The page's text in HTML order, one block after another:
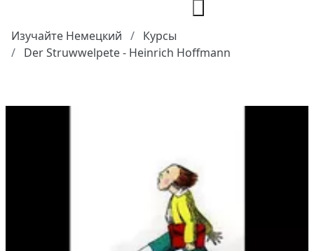
Изучайте Немецкий
Курсы
Der Struwwelpete - Heinrich Hoffmann